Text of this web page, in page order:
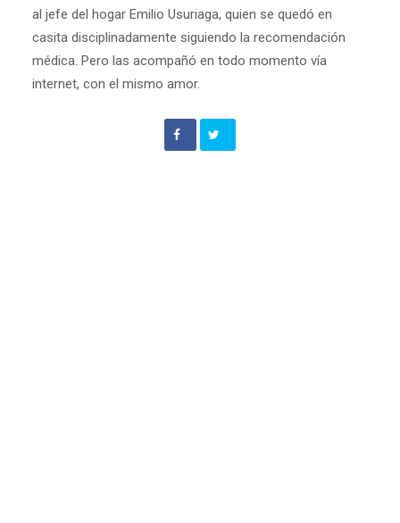
al jefe del hogar Emilio Usuriaga, quien se quedó en
casita disciplinadamente siguiendo la recomendación
médica. Pero las acompañó en todo momento vía
internet, con el mismo amor.